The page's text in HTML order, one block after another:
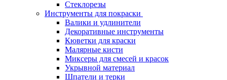
Стеклорезы
Инструменты для покраски
Валики и удлинители
Декоративные инструменты
Кюветки для краски
Малярные кисти
Миксеры для смесей и красок
Укрывной материал
Шпатели и терки